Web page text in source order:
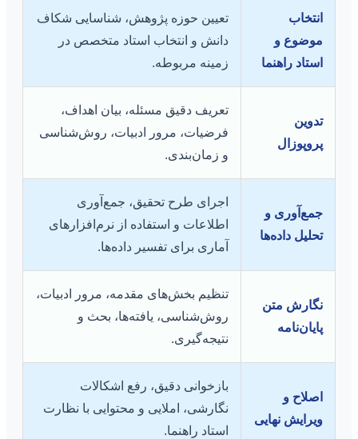
انتخاب
موضوع و
استاد راهنما
تعیین حوزه پژوهش، شناسایی شکاف
دانش و انتخاب استاد متخصص در
زمینه مربوطه.
تدوین
پروپوزال
تعریف دقیق مسئله، بیان اهداف،
فرضیات، مرور ادبیات، روش‌شناسی
و زمان‌بندی.
جمع‌آوری و
تحلیل داده‌ها
اجرای طرح تحقیق، جمع‌آوری
اطلاعات و استفاده از نرم‌افزارهای
آماری برای تفسیر داده‌ها.
نگارش متن
پایان‌نامه
تنظیم بخش‌های مقدمه، مرور ادبیات،
روش‌شناسی، یافته‌ها، بحث و
نتیجه‌گیری.
اصلاح و
ویرایش نهایی
بازخوانی دقیق، رفع اشکالات
نگارشی، املایی و محتوایی با نظارت
استاد راهنما.